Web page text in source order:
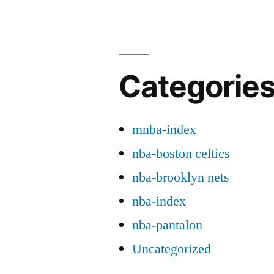
mnba-index
nba-boston celtics
nba-brooklyn nets
nba-index
nba-pantalon
Uncategorized